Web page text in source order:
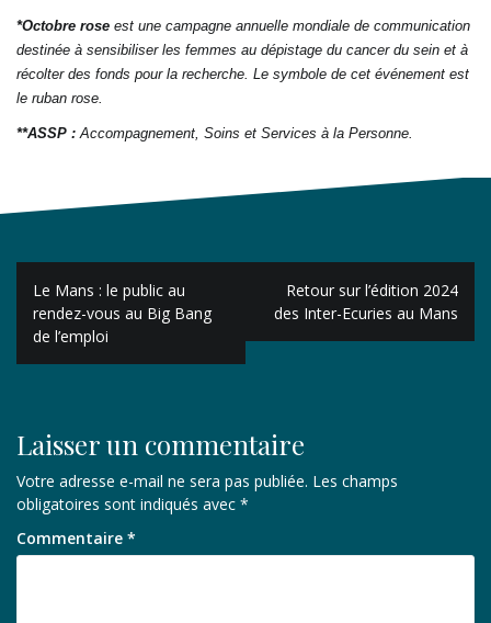
*Octobre rose est une campagne annuelle mondiale de communication
destinée à sensibiliser les femmes au dépistage du cancer du sein et à
récolter des fonds pour la recherche. Le symbole de cet événement est
le ruban rose.
**ASSP : Accompagnement, Soins et Services à la Personne.
Navigation
de
l’article
Le Mans : le public au
rendez-vous au Big Bang
de l’emploi
Retour sur l’édition 2024
des Inter-Ecuries au Mans
Laisser un commentaire
Votre adresse e-mail ne sera pas publiée. Les champs
obligatoires sont indiqués avec *
Commentaire *